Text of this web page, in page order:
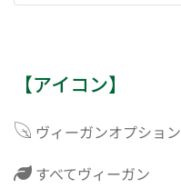
【アイコン】
ヴィーガンオプション
すべてヴィーガン